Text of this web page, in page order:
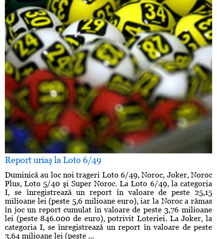
Report uriaş la Loto 6/49
Duminică au loc noi trageri Loto 6/49, Noroc, Joker, Noroc
Plus, Loto 5/40 şi Super Noroc. La Loto 6/49, la categoria
I, se înregistrează un report în valoare de peste 25,15
milioane lei (peste 5,6 milioane euro), iar la Noroc a rămas
în joc un report cumulat în valoare de peste 3,76 milioane
lei (peste 846.000 de euro), potrivit Loteriei. La Joker, la
categoria I, se înregistrează un report în valoare de peste
3,64 milioane lei (peste ...